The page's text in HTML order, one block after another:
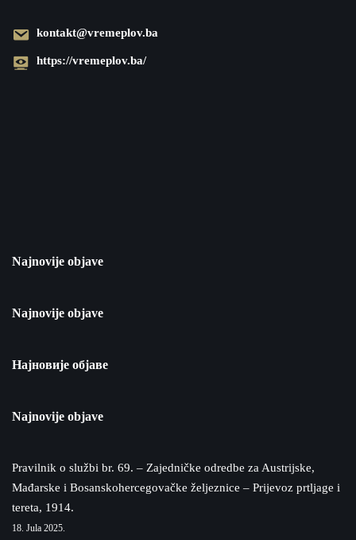
kontakt@vremeplov.ba
https://vremeplov.ba/
Najnovije objave
Najnovije objave
Најновије објаве
Najnovije objave
Pravilnik o službi br. 69. – Zajedničke odredbe za Austrijske,
Mađarske i Bosanskohercegovačke željeznice – Prijevoz prtljage i
tereta, 1914.
18. Jula 2025.